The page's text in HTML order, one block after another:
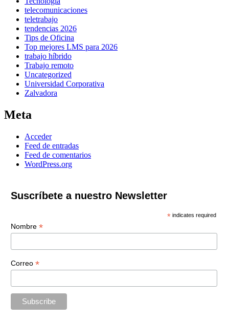
telecomunicaciones
teletrabajo
tendencias 2026
Tips de Oficina
Top mejores LMS para 2026
trabajo híbrido
Trabajo remoto
Uncategorized
Universidad Corporativa
Zalvadora
Meta
Acceder
Feed de entradas
Feed de comentarios
WordPress.org
Suscríbete a nuestro Newsletter
* indicates required
Nombre *
Correo *